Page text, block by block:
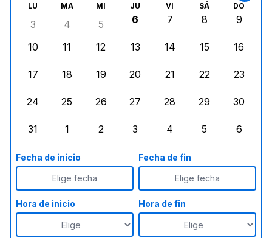
LU MA MI JU VI SÁ DO
lunes, agosto 3, 2026
3
martes, agosto 4, 2026
4
miércoles, agosto 5, 2026
5
6
7
8
9
10
11
12
13
14
15
16
17
18
19
20
21
22
23
24
25
26
27
28
29
30
31
1
2
3
4
5
6
Fecha de inicio
Elige fecha
Fecha de fin
Elige fecha
Hora de inicio Hora de fin